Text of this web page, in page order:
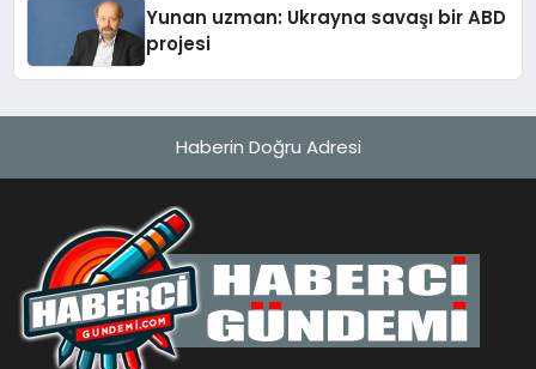
Yunan uzman: Ukrayna savaşı bir ABD
projesi
Haberin Doğru Adresi